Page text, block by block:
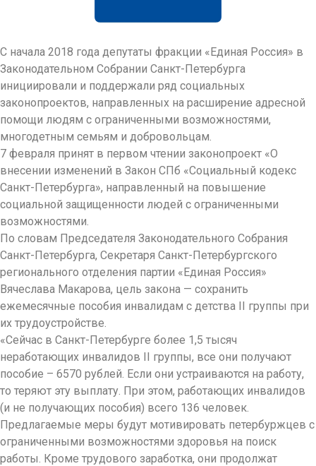
С начала 2018 года депутаты фракции «Единая Россия» в
Законодательном Собрании Санкт-Петербурга
инициировали и поддержали ряд социальных
законопроектов, направленных на расширение адресной
помощи людям с ограниченными возможностями,
многодетным семьям и добровольцам.
7 февраля принят в первом чтении законопроект «О
внесении изменений в Закон СПб «Социальный кодекс
Санкт-Петербурга», направленный на повышение
социальной защищенности людей с ограниченными
возможностями.
По словам Председателя Законодательного Собрания
Санкт-Петербурга, Секретаря Санкт-Петербургского
регионального отделения партии «Единая Россия»
Вячеслава Макарова, цель закона — сохранить
ежемесячные пособия инвалидам с детства II группы при
их трудоустройстве.
«Сейчас в Санкт-Петербурге более 1,5 тысяч
неработающих инвалидов II группы, все они получают
пособие – 6570 рублей. Если они устраиваются на работу,
то теряют эту выплату. При этом, работающих инвалидов
(и не получающих пособия) всего 136 человек.
Предлагаемые меры будут мотивировать петербуржцев с
ограниченными возможностями здоровья на поиск
работы. Кроме трудового заработка, они продолжат